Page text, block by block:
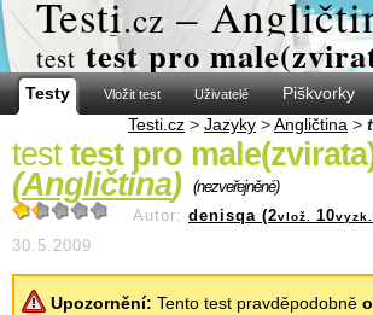
Testi.cz –
test test pro
Testy Vložit test Uživatelé Piškvorky
Testi.cz > Jazyky >Angličtina >
test test pro
(Angličtina) (nezveřejněné)
Autor: denisqa (2vlož. 10vyzk.
30.5.2009
Upozornění: Tento test pravděpodobně